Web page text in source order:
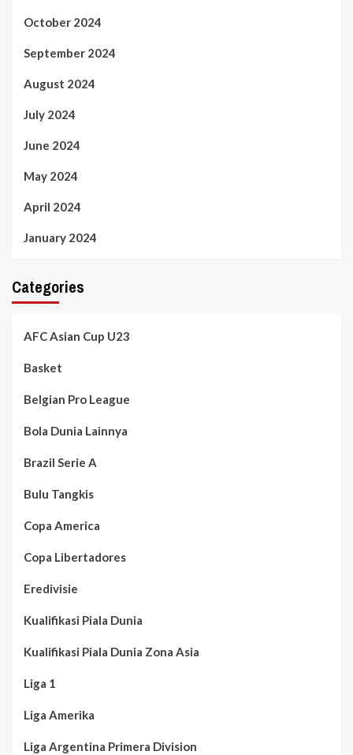
October 2024
September 2024
August 2024
July 2024
June 2024
May 2024
April 2024
January 2024
Categories
AFC Asian Cup U23
Basket
Belgian Pro League
Bola Dunia Lainnya
Brazil Serie A
Bulu Tangkis
Copa America
Copa Libertadores
Eredivisie
Kualifikasi Piala Dunia
Kualifikasi Piala Dunia Zona Asia
Liga 1
Liga Amerika
Liga Argentina Primera Division